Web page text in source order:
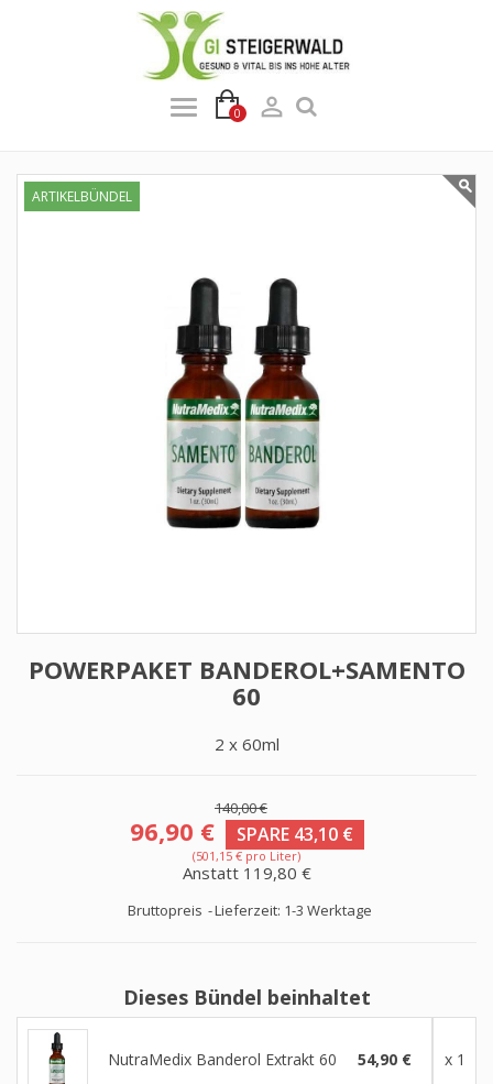
0 
ARTIKELBÜNDEL
POWERPAKET BANDEROL+SAMENTO
60
2 x 60ml
140,00 €
96,90 € SPARE 43,10 €
(501,15 € pro Liter)
Anstatt 119,80 €
Bruttopreis Lieferzeit: 1-3 Werktage
Dieses Bündel beinhaltet
NutraMedix Banderol Extrakt 60 54,90 € x 1